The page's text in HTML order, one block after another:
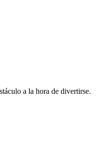
a la hora de divertirse.